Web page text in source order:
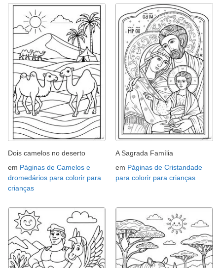
Dois camelos no deserto
em Páginas de Camelos e
dromedários para colorir para
crianças
A Sagrada Família
em Páginas de Cristandade
para colorir para crianças